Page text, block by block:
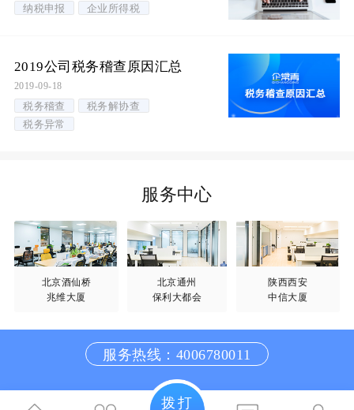
拨打
纳税申报 企业所得税
2019公司税务稽查原因汇总
2019-09-18
税务稽查
税务解协查
税务异常
服务中心
北京酒仙桥
兆维大厦
北京通州
保利大都会
陕西西安
中信大厦
服务热线：4006780011